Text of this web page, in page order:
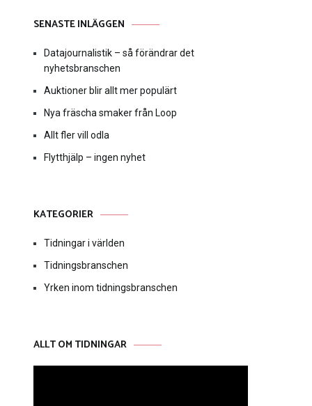
SENASTE INLÄGGEN
Datajournalistik – så förändrar det
nyhetsbranschen
Auktioner blir allt mer populärt
Nya fräscha smaker från Loop
Allt fler vill odla
Flytthjälp – ingen nyhet
KATEGORIER
Tidningar i världen
Tidningsbranschen
Yrken inom tidningsbranschen
ALLT OM TIDNINGAR